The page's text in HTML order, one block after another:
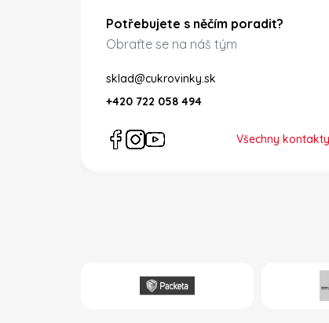
Potřebujete s něčím poradit?
Obraťte se na náš tým
sklad@cukrovinky.sk
+420 722 058 494
Všechny kontakty